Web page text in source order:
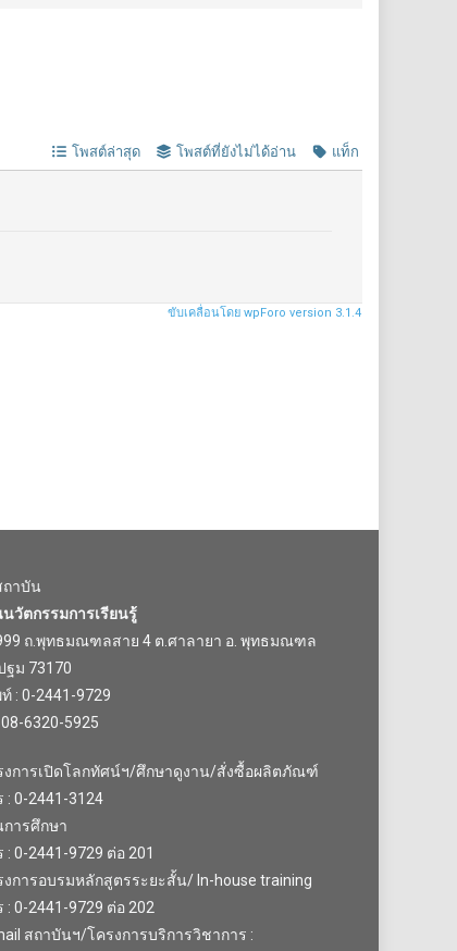
โพสต์ล่าสุด โพสต์ที่ยังไม่ได้อ่าน แท็ก
ขับเคลื่อนโดย wpForo version 3.1.4
าบัน
วัตกรรมการเรียนรู้
ถ.พุทธมณฑลสาย 4 ต.ศาลายา อ. พุทธมณฑล
ฐม 73170
: 0-2441-9729
6320-5925
งการเปิดโลกทัศน์ฯ/ศึกษาดูงาน/สั่งซื้อผลิตภัณฑ์
: 0-2441-3124
การศึกษา
: 0-2441-9729 ต่อ 201
งการอบรมหลักสูตรระยะสั้น/ In-house training
: 0-2441-9729 ต่อ 202
สถาบันฯ/โครงการบริการวิชาการ :